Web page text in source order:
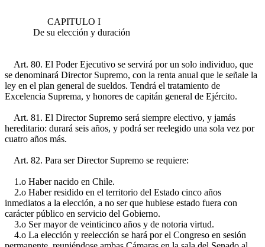
CAPITULO I
De su elección y duración
Art. 80. El Poder Ejecutivo se servirá por un solo individuo, que
se denominará Director Supremo, con la renta anual que le señale la
ley en el plan general de sueldos. Tendrá el tratamiento de
Excelencia Suprema, y honores de capitán general de Ejército.
Art. 81. El Director Supremo será siempre electivo, y jamás
hereditario: durará seis años, y podrá ser reelegido una sola vez por
cuatro años más.
Art. 82. Para ser Director Supremo se requiere:
1.o Haber nacido en Chile.
2.o Haber residido en el territorio del Estado cinco años
inmediatos a la elección, a no ser que hubiese estado fuera con
carácter público en servicio del Gobierno.
3.o Ser mayor de veinticinco años y de notoria virtud.
4.o La elección y reelección se hará por el Congreso en sesión